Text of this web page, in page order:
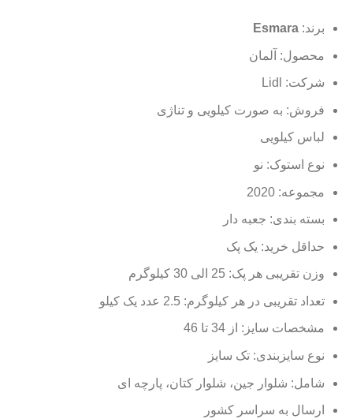
برند: Esmara
محصول: آلمان
شرکت: Lidl
فروش: به صورت کیلویی و تناژی
لباس کیلویی
نوع استوک: نو
مجموعه: 2020
بسته بندی: جعبه دار
حداقل خرید: یک پک
وزن تقریبی هر پک: 25 الی 30 کیلوگرم
تعداد تقریبی در هر کیلوگرم: 2.5 عدد یک کیلو
مشخصات سایز: از 34 تا 46
نوع سایزبندی: تک سایز
شامل: شلوار جین، شلوار کتان، پارچه ای
ارسال به سراسر کشور